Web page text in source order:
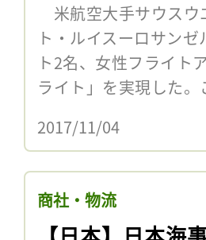
米航空大手サウスウ
ト・ルイスーロサン
ト2名、女性フライト
ライト」を実現した
2017/11/04
商社・物流